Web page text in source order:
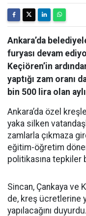
Ankara’da
furyası devam
Keçiören’in
yaptığı zam oranı
bin 500 lira olan
Ankara’da özel
yaka silken
zamlarla çıkmaza
eğitim-öğretim
politikasına tepkiler
Sincan, Çankaya ve
de, kreş ücretlerine
yapılacağını